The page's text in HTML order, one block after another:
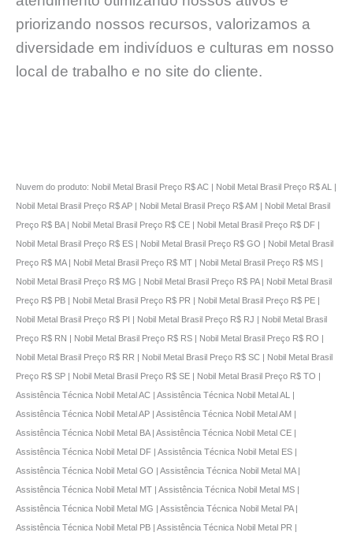
priorizando nossos recursos, valorizamos a
diversidade em indivíduos e culturas em nosso
local de trabalho e no site do cliente.
Nuvem do produto: Nobil Metal Brasil Preço R$ AC | Nobil Metal Brasil Preço R$ AL |
Nobil Metal Brasil Preço R$ AP | Nobil Metal Brasil Preço R$ AM | Nobil Metal Brasil
Preço R$ BA | Nobil Metal Brasil Preço R$ CE | Nobil Metal Brasil Preço R$ DF |
Nobil Metal Brasil Preço R$ ES | Nobil Metal Brasil Preço R$ GO | Nobil Metal Brasil
Preço R$ MA | Nobil Metal Brasil Preço R$ MT | Nobil Metal Brasil Preço R$ MS |
Nobil Metal Brasil Preço R$ MG | Nobil Metal Brasil Preço R$ PA | Nobil Metal Brasil
Preço R$ PB | Nobil Metal Brasil Preço R$ PR | Nobil Metal Brasil Preço R$ PE |
Nobil Metal Brasil Preço R$ PI | Nobil Metal Brasil Preço R$ RJ | Nobil Metal Brasil
Preço R$ RN | Nobil Metal Brasil Preço R$ RS | Nobil Metal Brasil Preço R$ RO |
Nobil Metal Brasil Preço R$ RR | Nobil Metal Brasil Preço R$ SC | Nobil Metal Brasil
Preço R$ SP | Nobil Metal Brasil Preço R$ SE | Nobil Metal Brasil Preço R$ TO |
Assistência Técnica Nobil Metal AC | Assistência Técnica Nobil Metal AL |
Assistência Técnica Nobil Metal AP | Assistência Técnica Nobil Metal AM |
Assistência Técnica Nobil Metal BA | Assistência Técnica Nobil Metal CE |
Assistência Técnica Nobil Metal DF | Assistência Técnica Nobil Metal ES |
Assistência Técnica Nobil Metal GO | Assistência Técnica Nobil Metal MA |
Assistência Técnica Nobil Metal MT | Assistência Técnica Nobil Metal MS |
Assistência Técnica Nobil Metal MG | Assistência Técnica Nobil Metal PA |
Assistência Técnica Nobil Metal PB | Assistência Técnica Nobil Metal PR |